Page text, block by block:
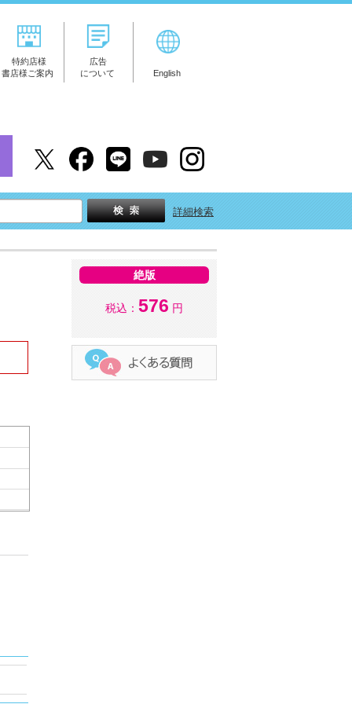
特約店様
書店様ご案内
広告
について
English
詳細検索
絶版
税込： 576 円